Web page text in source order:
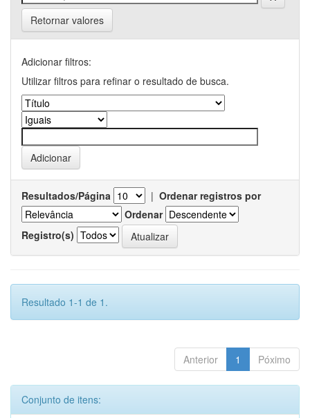
Retornar valores
Adicionar filtros:
Utilizar filtros para refinar o resultado de busca.
Resultados/Página | Ordenar registros por
Ordenar
Registro(s)
Resultado 1-1 de 1.
Anterior 1 Póximo
Conjunto de itens: